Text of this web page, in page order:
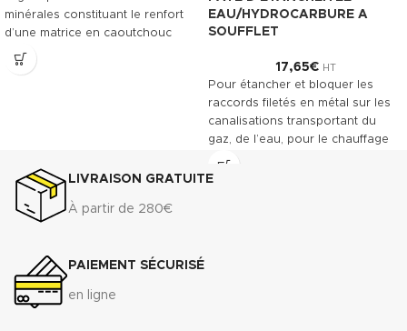
minérales constituant le renfort
d’une matrice en caoutchouc
NBR. Le TECNIFIBRE80 possède
ainsi une gamme étendue
Compressibilité ASTM F-36 A : 7%
- 15%
Récupération élastique ASTM F-
36 A : >45%
transversale
ASTM F-
152...................................................................7
EAU/HYDROCARBURE A
SOUFFLET
17,65€ HT
Pour étancher et bloquer les
raccords filetés en métal sur les
canalisations transportant du
gaz, de l’eau, pour le chauffage
central et des installations
industrielles. Convient entre
LIVRAISON GRATUITE
À partir de 280€
PAIEMENT SÉCURISÉ
en ligne